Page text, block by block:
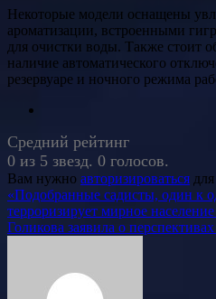
Некоторые модели оснащены
ароматизации, встроенными
для очистки воды. Также стоит
наличие автоматического
резервуаре и ночного режима
Средний рейтинг
0 из 5 звезд. 0 голосов.
Вам нужно авторизироваться
Навигация
по
«Подобранные садисты, один к
терроризирует мирное
Голикова заявила о